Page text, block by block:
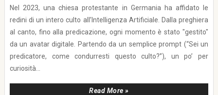
Nel 2023, una chiesa protestante in Germania ha affidato le
redini di un intero culto all’Intelligenza Artificiale. Dalla preghiera
al canto, fino alla predicazione, ogni momento è stato "gestito"
da un avatar digitale. Partendo da un semplice prompt (“Sei un
predicatore, come condurresti questo culto?”), un po’ per
curiosità...
Read More »